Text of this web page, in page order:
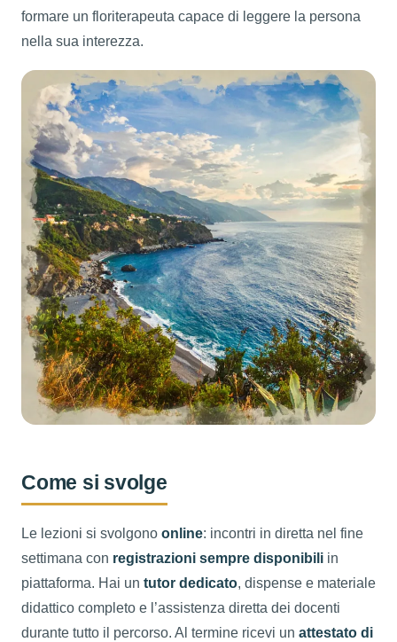
formare un floriterapeuta capace di leggere la persona
nella sua interezza.
Come si svolge
Le lezioni si svolgono online: incontri in diretta nel fine
settimana con registrazioni sempre disponibili in
piattaforma. Hai un tutor dedicato, dispense e materiale
didattico completo e l’assistenza diretta dei docenti
durante tutto il percorso. Al termine ricevi un attestato di